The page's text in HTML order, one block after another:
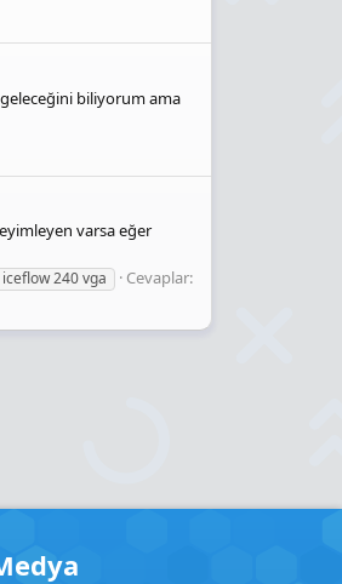
biliyorum ama
varsa eğer
240 vga
Cevaplar: